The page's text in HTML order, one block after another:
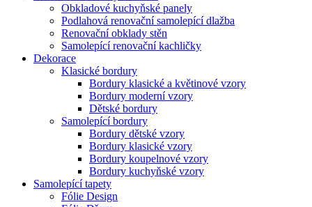
Obkladové kuchyňské panely
Podlahová renovační samolepící dlažba
Renovační obklady stěn
Samolepící renovační kachličky
Dekorace
Klasické bordury
Bordury klasické a květinové vzory
Bordury moderní vzory
Dětské bordury
Samolepící bordury
Bordury dětské vzory
Bordury klasické vzory
Bordury koupelnové vzory
Bordury kuchyňské vzory
Samolepící tapety
Fólie Design